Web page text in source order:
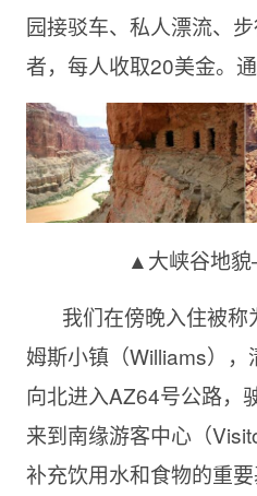
园接驳车、私人漂流、
者，每人收取20美金。
▲大峡谷地
我们在傍晚入住被称
姆斯小镇（Williams），
向北进入AZ64号公路，
来到南缘游客中心（
补充饮用水和食物的重